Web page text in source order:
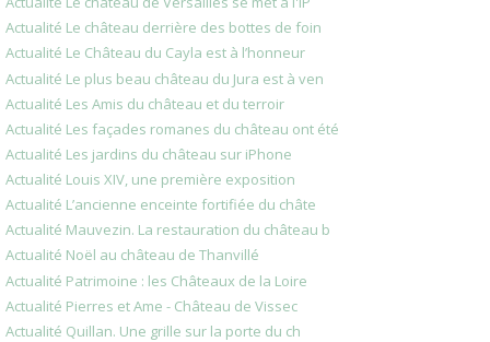
Actualité Le château derrière des bottes de foin
Actualité Le Château du Cayla est à l’honneur
Actualité Le plus beau château du Jura est à ven
Actualité Les Amis du château et du terroir
Actualité Les façades romanes du château ont été
Actualité Les jardins du château sur iPhone
Actualité Louis XIV, une première exposition
Actualité L’ancienne enceinte fortifiée du châte
Actualité Mauvezin. La restauration du château b
Actualité Noël au château de Thanvillé
Actualité Patrimoine : les Châteaux de la Loire
Actualité Pierres et Ame - Château de Vissec
Actualité Quillan. Une grille sur la porte du ch